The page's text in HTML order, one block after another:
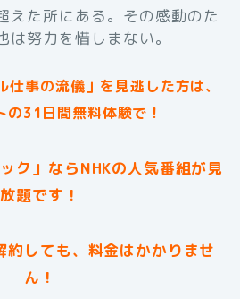
えた所にある。その感動のた
は努力を惜しまない。
仕事の流儀」を見逃した方は、
の31日間無料体験で！
ク」ならNHKの人気番組が見
放題です！
約しても、料金はかかりませ
ん！